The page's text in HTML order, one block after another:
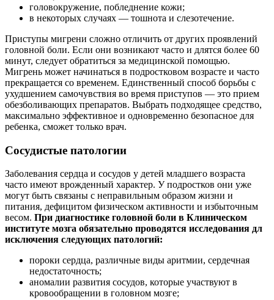
головокружение, побледнение кожи;
в некоторых случаях — тошнота и слезотечение.
Приступы мигрени сложно отличить от других проявлений
головной боли. Если они возникают часто и длятся более 60
минут, следует обратиться за медицинской помощью.
Мигрень может начинаться в подростковом возрасте и часто
прекращается со временем. Единственный способ борьбы с
ухудшением самочувствия во время приступов — это прием
обезболивающих препаратов. Выбрать подходящее средство,
максимально эффективное и одновременно безопасное для
ребенка, сможет только врач.
Сосудистые патологии
Заболевания сердца и сосудов у детей младшего возраста
часто имеют врожденный характер. У подростков они уже
могут быть связаны с неправильным образом жизни и
питания, дефицитом физическом активности и избыточным
весом. При диагностике головной боли в Клиническом
институте мозга обязательно проводятся исследования дл
исключения следующих патологий:
пороки сердца, различные виды аритмии, сердечная
недостаточность;
аномалии развития сосудов, которые участвуют в
кровообращении в головном мозге;